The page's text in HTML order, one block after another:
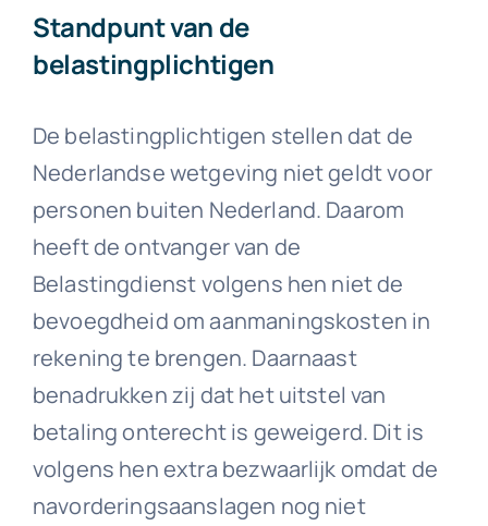
Standpunt van de
belastingplichtigen
De belastingplichtigen stellen dat de
Nederlandse wetgeving niet geldt voor
personen buiten Nederland. Daarom
heeft de ontvanger van de
Belastingdienst volgens hen niet de
bevoegdheid om aanmaningskosten in
rekening te brengen. Daarnaast
benadrukken zij dat het uitstel van
betaling onterecht is geweigerd. Dit is
volgens hen extra bezwaarlijk omdat de
navorderingsaanslagen nog niet